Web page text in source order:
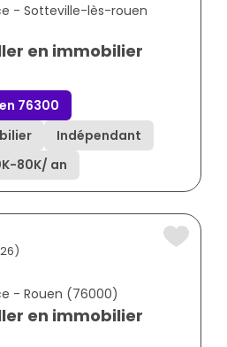
- Sotteville-lès-rouen
en immobilier
76300
Indépendant
-80K/ an
- Rouen (76000)
en immobilier